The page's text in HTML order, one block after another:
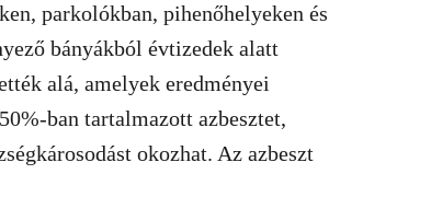
parkolókban, pihenőhelyeken és
bányákból évtizedek alatt
alá, amelyek eredményei
ban tartalmazott azbesztet,
okozhat. Az azbeszt